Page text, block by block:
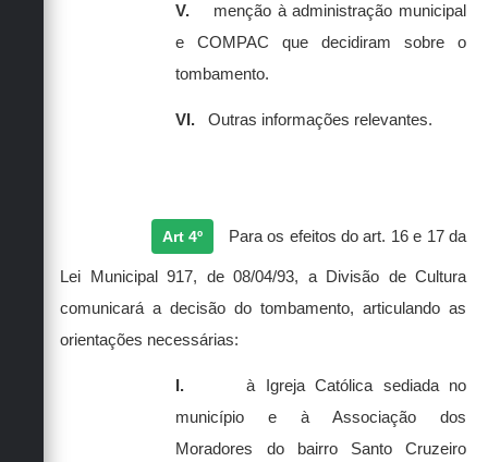
V.
menção à administração municipal
e COMPAC que decidiram sobre o
tombamento.
VI. Outras informações relevantes.
Art 4º Para os efeitos do art. 16 e 17 da
Lei Municipal 917, de 08/04/93, a Divisão de Cultura
comunicará a decisão do tombamento, articulando as
orientações necessárias:
I.
à Igreja Católica sediada no
município e à Associação dos
Moradores do bairro Santo Cruzeiro